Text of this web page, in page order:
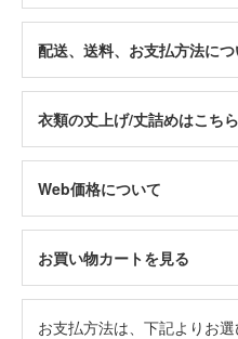
配送、送料、お支払方法につ
衣類の丈上げ/丈詰めはこちら
Web価格について
お買い物カートを見る
お支払方法は、下記よりお選